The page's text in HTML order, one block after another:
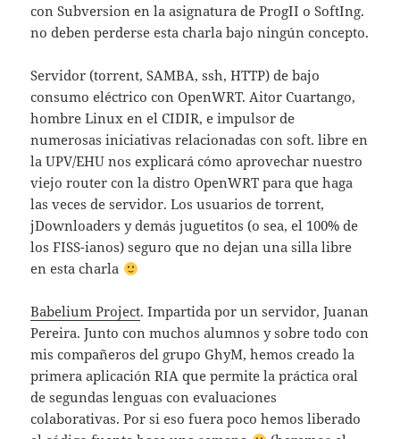
con Subversion en la asignatura de ProgII o SoftIng.
no deben perderse esta charla bajo ningún concepto.
Servidor (torrent, SAMBA, ssh, HTTP) de bajo
consumo eléctrico con OpenWRT. Aitor Cuartango,
hombre Linux en el CIDIR, e impulsor de
numerosas iniciativas relacionadas con soft. libre en
la UPV/EHU nos explicará cómo aprovechar nuestro
viejo router con la distro OpenWRT para que haga
las veces de servidor. Los usuarios de torrent,
jDownloaders y demás juguetitos (o sea, el 100% de
los FISS-ianos) seguro que no dejan una silla libre
en esta charla
Babelium Project. Impartida por un servidor, Juanan
Pereira. Junto con muchos alumnos y sobre todo con
mis compañeros del grupo GhyM, hemos creado la
primera aplicación RIA que permite la práctica oral
de segundas lenguas con evaluaciones
colaborativas. Por si eso fuera poco hemos liberado